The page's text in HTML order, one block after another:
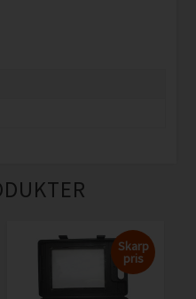
Skarp
pris